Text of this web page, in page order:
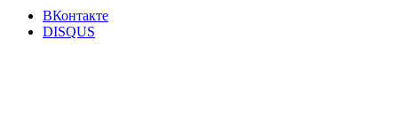
ВКонтакте
DISQUS